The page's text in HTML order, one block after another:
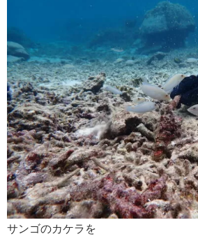
サンゴのカケラを